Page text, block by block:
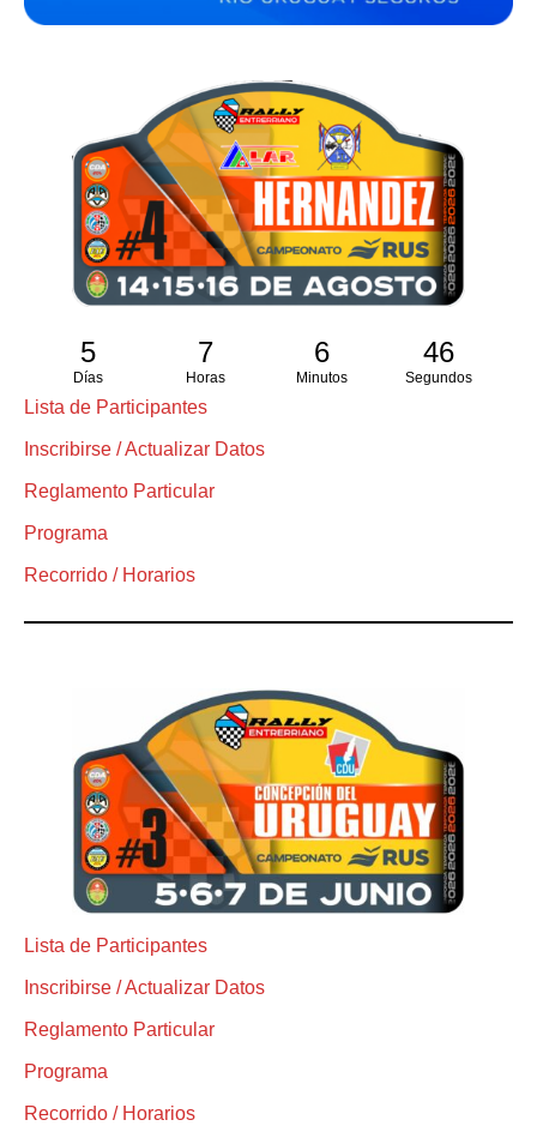
5
Días
7
Horas
6
Minutos
45
Segundos
Lista de Participantes
Inscribirse / Actualizar Datos
Reglamento Particular
Programa
Recorrido / Horarios
Lista de Participantes
Inscribirse / Actualizar Datos
Reglamento Particular
Programa
Recorrido / Horarios